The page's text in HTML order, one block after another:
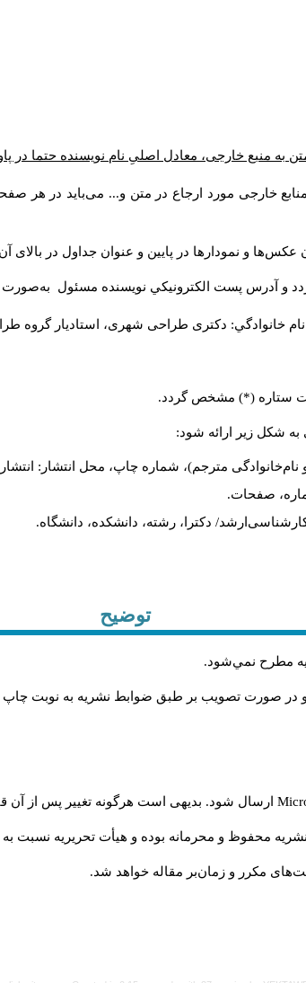
به منبع خارجی، معادل اصلیِ نام نویسنده حتما
خارجی مورد ارجاع در متن و... می‌باید در هر
و نمودارها در پایین و عنوان جداول در بالای
و آدرس پست الكترونيكي نويسنده مسئول به‌صورت
خانوادگي: دکتری طراحی شهری، استادیار گروه
ستاره (*) مشخص گردد.
به شکل زیر ارائه شود:
نام‌خانوادگی مترجم)، شماره چاپ، محل انتشار:
صفحات.
کارشناسی‌ارشد/ دکترا، رشته، دانشکده، دانشگاه.
توضیح
مطرح نمي‌شود.
در صورت تصويب بر طبق ضوابط نشريه به نوبت چاپ
ارسال شود. بدیهی است هرگونه تغییر پس از آن
محفوظ و محرمانه بوده و هیأت تحریریه نسبت به
مکرر و زمان‌بر مقاله خواهد شد.